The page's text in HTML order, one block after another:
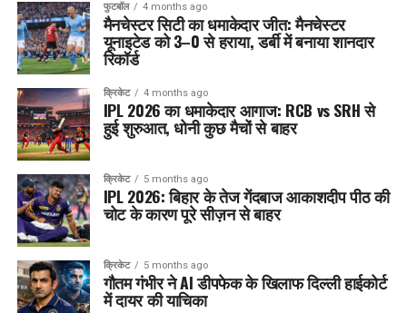
फुटबॉल 4 months ago
मैनचेस्टर सिटी का धमाकेदार जीत: मैनचेस्टर
यूनाइटेड को 3–0 से हराया, डर्बी में बनाया शानदार
रिकॉर्ड
क्रिकेट 4 months ago
IPL 2026 का धमाकेदार आगाज: RCB vs SRH से
हुई शुरुआत, धोनी कुछ मैचों से बाहर
क्रिकेट 5 months ago
IPL 2026: बिहार के तेज गेंदबाज आकाशदीप पीठ की
चोट के कारण पूरे सीज़न से बाहर
क्रिकेट 5 months ago
गौतम गंभीर ने AI डीपफेक के खिलाफ दिल्ली हाईकोर्ट
में दायर की याचिका